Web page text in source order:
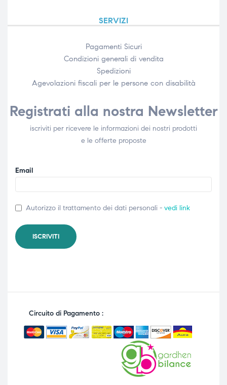
SERVIZI
Pagamenti Sicuri
Condizioni generali di vendita
Spedizioni
Agevolazioni fiscali per le persone con disabilità​
Registrati alla nostra Newsletter
iscriviti per ricevere le informazioni dei nostri prodotti
e le offerte proposte
Email
Autorizzo il trattamento dei dati personali - vedi link
Circuito di Pagamento :